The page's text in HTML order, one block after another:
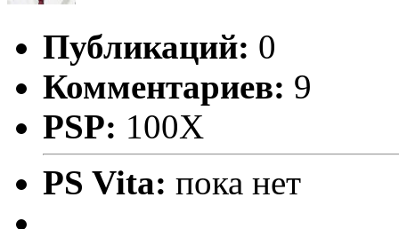
Публикаций: 0
Комментариев: 9
PSP: 100X
PS Vita: пока нет